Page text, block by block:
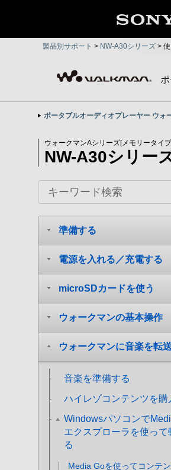
製品別サポート > NW-A30シリーズ >
ポータブルオーディオプレーヤー ウォ
ウォークマンAシリーズ[メモリータイ
NW-A30シリー
準備する
電源を入れる／充電する
microSDカードを使う
ウォークマンの基本操作
ウォークマンに音楽を転
音楽を準備する
ハイレゾコンテンツを購
Windowsパソコンで
エクスプローラを使って
る
Media Goを使ってコンテ